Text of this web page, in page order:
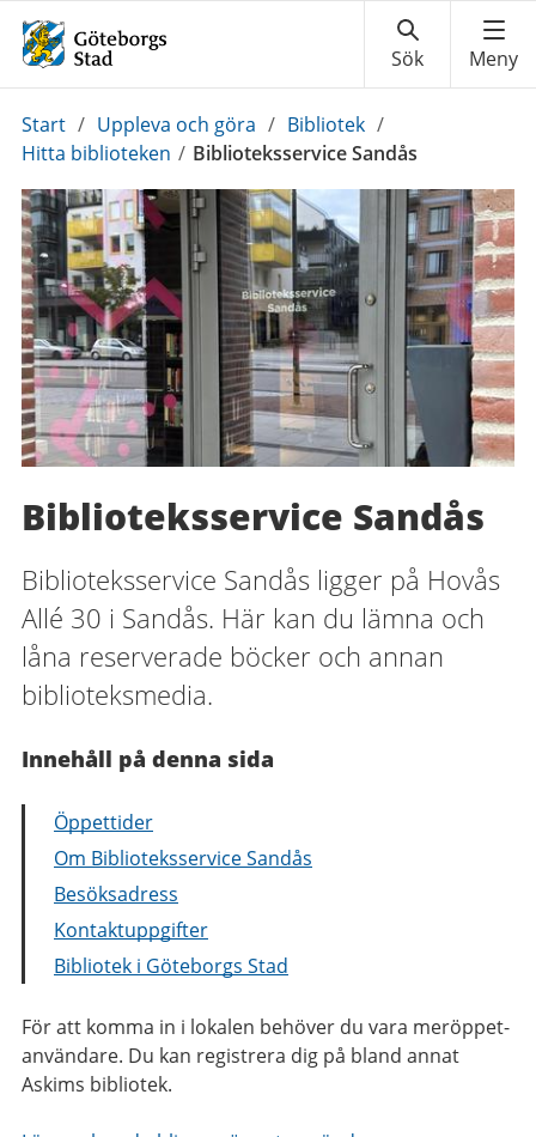
Du
är
Start / Uppleva och göra / Bibliotek /
Hitta biblioteken / Biblioteksservice Sandås
Biblioteksservice Sandås
Biblioteksservice Sandås ligger på Hovås
Allé 30 i Sandås. Här kan du lämna och
låna reserverade böcker och annan
biblioteksmedia.
Innehåll på denna sida
Öppettider
Om Biblioteksservice Sandås
Besöksadress
Kontaktuppgifter
Bibliotek i Göteborgs Stad
För att komma in i lokalen behöver du vara meröppet-
användare. Du kan registrera dig på bland annat
Askims bibliotek.